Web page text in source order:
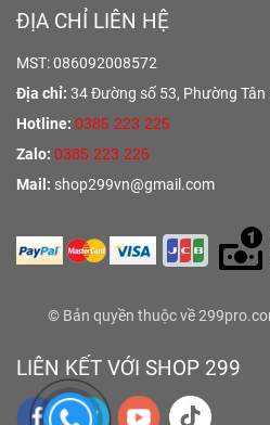
ĐỊA CHỈ LIÊN HỆ
MST: 086092008572
Địa chỉ: 34 Đường số 53, Phường Tân
Hotline: 0385 223 225
Zalo: 0385 223 225
Mail: shop299vn@gmail.com
© Bản quyền thuộc về
LIÊN KẾT VỚI SHOP 299